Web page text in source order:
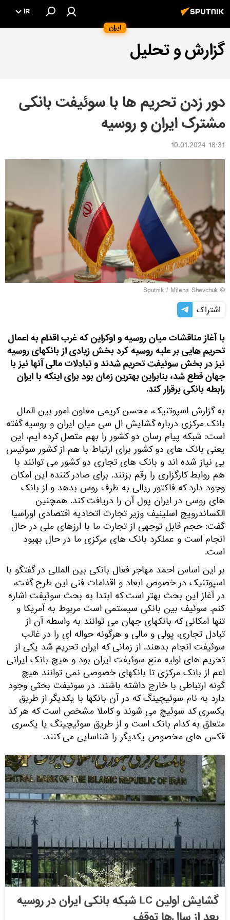
ایران
IR
گزارش و تحلیل
دور زدن تحریم ها با سوئيفت بانکی
مشترک ایران و روسیه
18:31 10.01.2024
© Sputnik / Milena Shevchuk
اشتراک
با آغاز مناقشات میان روسیه و اوکراین که غرب اقدام به اعمال
تحریم هایی بر علیه روسیه کرد بخش زیادی از بانکهای روسیه
نیز در بخش سوئیفت تحریم شدند و تبادلات مالی آنها نیز با
جهان قطع شد، بنابراین بهترین زمان بود برای اینکه با ایران
رابطه بانکی برقرار کند.
به گزارش اسپوتنیک، محسن کریمی معاون امور بین الملل
بانک مرکزی درباره گشایش ال سی میان ایران و روسیه گفته
است: شبکه پیام رسان دو کشور را بهم متصل کرده ایم، این
یعنی بانک های دو کشور برای ارتباط با هم از کشور سوئیس
بی نیاز شده اند و بانک های تجاری دو کشور می توانند با
هم روابط کارگزاری را رقم بزنند. برای صادر کننده این امکان
وجود دارد که فاکتور ریالی به طرف روس بدهد و از بانک
های روسی در ایران پول آن را دریافت کند. همچنین
الکساندرویچ اسلینیف وزیر تجارت اتحادیه اقتصادی اوراسیا
گفت: حجم قابل توجهی از تجارت ما با ارزهای ملی در حال
انجام است و عملکرد بانک های مرکزی ما در حال بهبود
است.
بر این اساس احمد مهاجر فعال بانکی بین المللی در گفتگو با
اسپوتنیک در خصوص ابعاد و اقدامات فنی این طرح گفت،
در آغاز این بحث بهتر است که ابتدا به بحث سوئیفت اشاره
کنم. سوئیف بین بانکی سیستمی است مربوط به آمریکا و
تنها امکانی که بانکهای جهان می توانند به واسطه آن از
تبادل تجاری، پولی و مالی و هرگونه حواله ای را در غالب
سوئیفت انجام بدهند. از زمانی که ایران تحریم شد یکی از
تحریم های اولیه منع سوئیفت ایران بود و هیچ بانک ایرانی
اعم از بانک مرکزی تا بانکهای خصوصی نمی توانند هیچ
گونه ارتباطی با خارج داشته باشند. در سوئیفت بحثی وجود
دارد به نام سوئیچینگ که در آن بانکها با یکدیگر از طریق
یکسری کد سوئیچ می شوند و کاملا مشخص است که هر کد
متعلق به کدام بانک است و از طریق سوئیچینگ یا یکسری
فکس های مخصوص یکدیگر را شناسایی می کنند.
گشایش اولین LC شبکه بانکی ایران در روسیه